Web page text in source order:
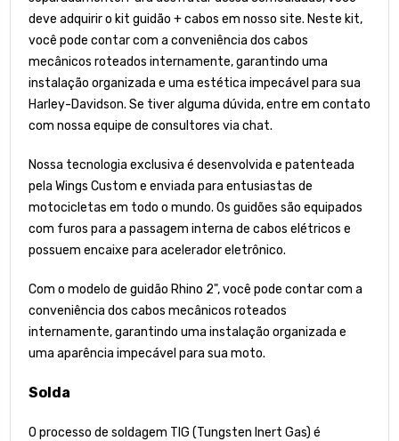
deve adquirir o kit guidão + cabos em nosso site. Neste kit,
você pode contar com a conveniência dos cabos
mecânicos roteados internamente, garantindo uma
instalação organizada e uma estética impecável para sua
Harley-Davidson. Se tiver alguma dúvida, entre em contato
com nossa equipe de consultores via chat.
Nossa tecnologia exclusiva é desenvolvida e patenteada
pela Wings Custom e enviada para entusiastas de
motocicletas em todo o mundo. Os guidões são equipados
com furos para a passagem interna de cabos elétricos e
possuem encaixe para acelerador eletrônico.
Com o modelo de guidão Rhino 2", você pode contar com a
conveniência dos cabos mecânicos roteados
internamente, garantindo uma instalação organizada e
uma aparência impecável para sua moto.
Solda
O processo de soldagem TIG (Tungsten Inert Gas) é